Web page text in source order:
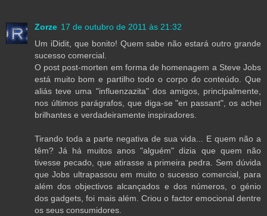
Zorze 17 de outubro de 2011 às 21:32
Um iDidit, que bonito! Quem sabe não estará outro grande
sucesso comercial.
O post post-morten em forma de homenagem a Steve Jobs
está muito bom e partilho todo o corpo do conteúdo. Que
aliás teve uma "influenzazita" dos amigos, principalmente,
nos últimos parágrafos, que diga-se "en passant", os achei
brilhantes e verdadeiramente inspiradores.
Tirando toda a parte negativa de sua vida... E quem não a
têm? Já há muitos anos "alguém" dizia que quem não
tivesse pecado, que atirasse a primeira pedra. Sem dúvida
que Jobs ultrapassou em muito o sucesso comercial, para
além dos objectivos alcançados e dos números, o génio
dos gadgets, foi mais além. Criou o factor emocional dentre
os seus consumidores.